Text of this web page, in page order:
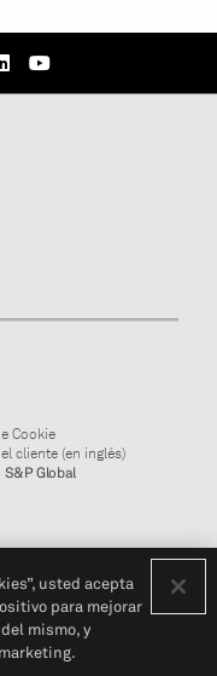
Cookie
cliente (en inglés)
Global
usted acepta
para mejorar
mismo, y